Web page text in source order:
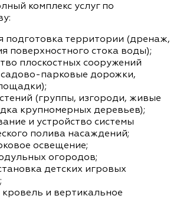
комплекс услуг по
подготовка территории (дренаж,
поверхностного стока воды);
плоскостных сооружений
парковые дорожки,
(группы, изгороди, живые
крупномерных деревьев);
и устройство системы
полива насаждений;
освещение;
огородов;
детских игровых
кровель и вертикальное